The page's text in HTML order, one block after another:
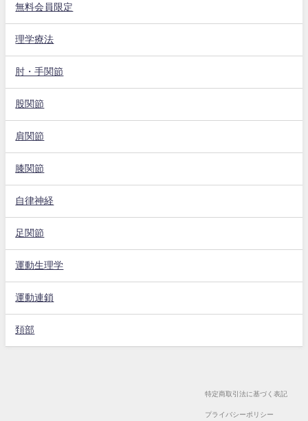
無料会員限定
理学療法
肘・手関節
股関節
肩関節
膝関節
自律神経
足関節
運動生理学
運動連鎖
頚部
特定商取引法に基づく表記
プライバシーポリシー